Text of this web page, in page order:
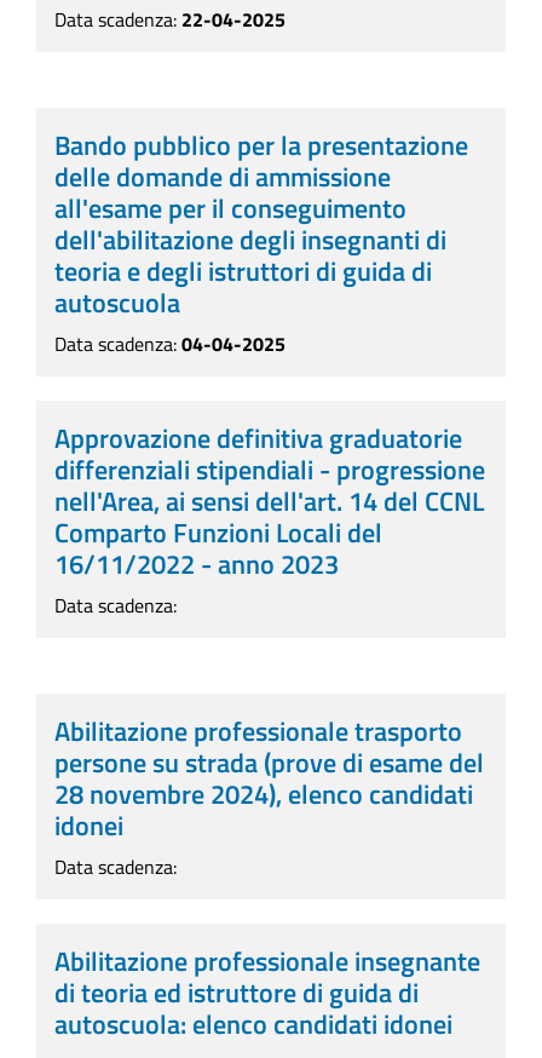
Data scadenza: 22-04-2025
Bando pubblico per la presentazione
delle domande di ammissione
all'esame per il conseguimento
dell'abilitazione degli insegnanti di
teoria e degli istruttori di guida di
autoscuola
Data scadenza:04-04-2025
Approvazione definitiva graduatorie
differenziali stipendiali - progressione
nell'Area, ai sensi dell'art. 14 del CCNL
Comparto Funzioni Locali del
16/11/2022 - anno 2023
Data scadenza:
Abilitazione professionale trasporto
persone su strada (prove di esame del
28 novembre 2024), elenco candidati
idonei
Data scadenza:
Abilitazione professionale insegnante
di teoria ed istruttore di guida di
autoscuola: elenco candidati idonei